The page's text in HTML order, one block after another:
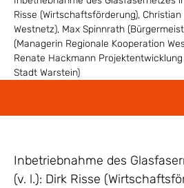
Risse (Wirtschaftsförderung),
Westnetz), Max Spinnrath
(Managerin Regionale Kooperation
Renate Hackmann
Stadt Warstein)
Inbetriebnahme des
(v. l.): Dirk Risse